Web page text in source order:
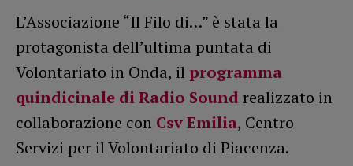
L’Associazione “Il Filo di…” è stata la
protagonista dell’ultima puntata di
Volontariato in Onda, il programma
quindicinale di Radio Sound realizzato in
collaborazione con Csv Emilia, Centro
Servizi per il Volontariato di Piacenza.